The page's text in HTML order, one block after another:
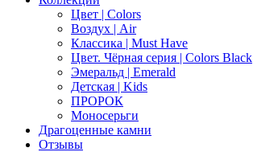
Цвет | Colors
Воздух | Air
Классика | Must Have
Цвет. Чёрная серия | Colors Black
Эмеральд | Emerald
Детская | Kids
ПРОРОК
Моносерьги
Драгоценные камни
Отзывы